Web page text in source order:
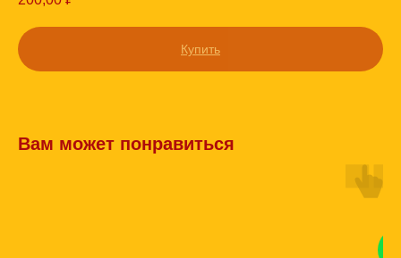
Купить
Вам может понравиться